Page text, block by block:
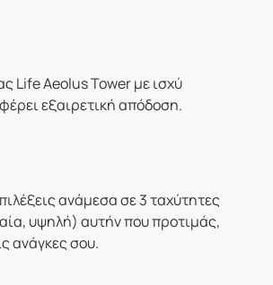
Life Aeolus Tower με ισχύ
εξαιρετική απόδοση.
ανάμεσα σε 3 ταχύτητες
υψηλή) αυτήν που προτιμάς,
ανάγκες σου.